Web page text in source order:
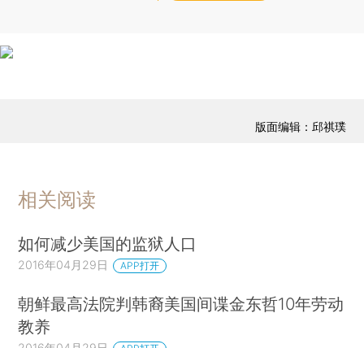
版面编辑：邱祺璞
相关阅读
如何减少美国的监狱人口
2016年04月29日 APP打开
朝鲜最高法院判韩裔美国间谍金东哲10年劳动
教养